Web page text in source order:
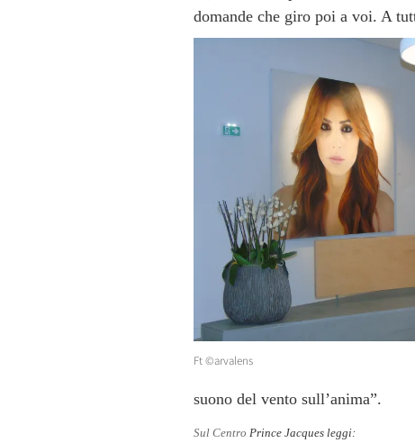
domande che giro poi a voi. A
Ft ©arvalens
suono del vento sull’anima”.
Sul Centro Prince Jacques leggi: